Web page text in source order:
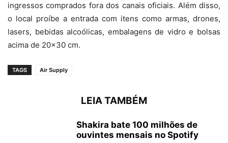
ingressos comprados fora dos canais oficiais. Além disso,
o local proíbe a entrada com itens como armas, drones,
lasers, bebidas alcoólicas, embalagens de vidro e bolsas
acima de 20×30 cm.
TAGS Air Supply
LEIA TAMBÉM
Shakira bate 100 milhões de
ouvintes mensais no Spotify